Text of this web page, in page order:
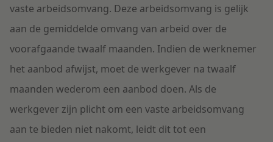
vaste arbeidsomvang. Deze arbeidsomvang is gelijk
aan de gemiddelde omvang van arbeid over de
voorafgaande twaalf maanden. Indien de werknemer
het aanbod afwijst, moet de werkgever na twaalf
maanden wederom een aanbod doen. Als de
werkgever zijn plicht om een vaste arbeidsomvang
aan te bieden niet nakomt, leidt dit tot een